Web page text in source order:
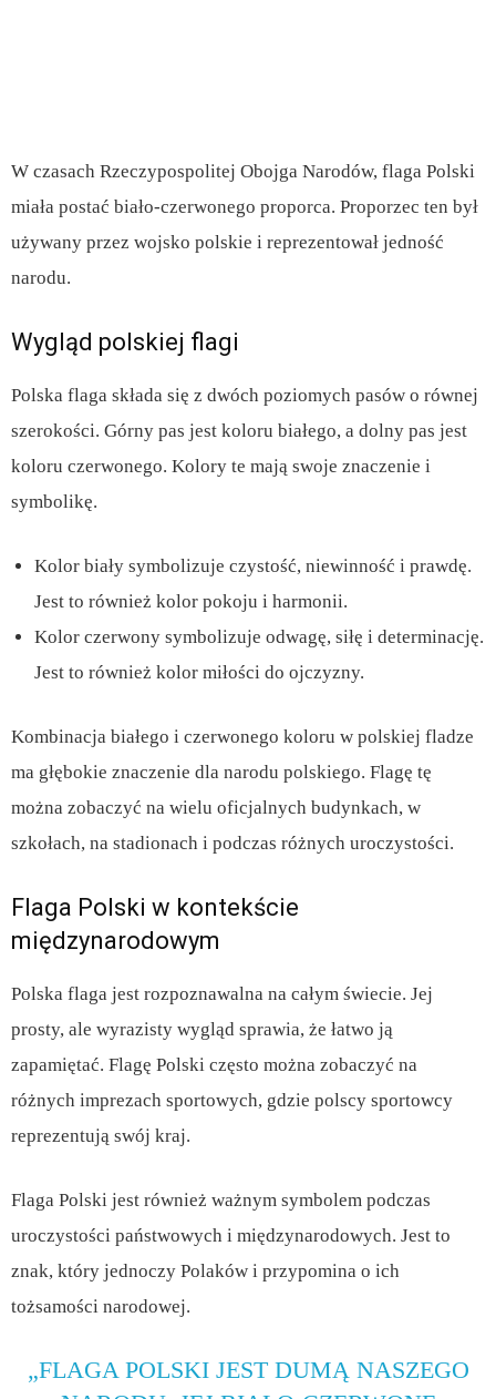
W czasach Rzeczypospolitej Obojga Narodów, flaga Polski
miała postać biało-czerwonego proporca. Proporzec ten był
używany przez wojsko polskie i reprezentował jedność
narodu.
Wygląd polskiej flagi
Polska flaga składa się z dwóch poziomych pasów o równej
szerokości. Górny pas jest koloru białego, a dolny pas jest
koloru czerwonego. Kolory te mają swoje znaczenie i
symbolikę.
Kolor biały symbolizuje czystość, niewinność i prawdę.
Jest to również kolor pokoju i harmonii.
Kolor czerwony symbolizuje odwagę, siłę i determinację.
Jest to również kolor miłości do ojczyzny.
Kombinacja białego i czerwonego koloru w polskiej fladze
ma głębokie znaczenie dla narodu polskiego. Flagę tę
można zobaczyć na wielu oficjalnych budynkach, w
szkołach, na stadionach i podczas różnych uroczystości.
Flaga Polski w kontekście
międzynarodowym
Polska flaga jest rozpoznawalna na całym świecie. Jej
prosty, ale wyrazisty wygląd sprawia, że łatwo ją
zapamiętać. Flagę Polski często można zobaczyć na
różnych imprezach sportowych, gdzie polscy sportowcy
reprezentują swój kraj.
Flaga Polski jest również ważnym symbolem podczas
uroczystości państwowych i międzynarodowych. Jest to
znak, który jednoczy Polaków i przypomina o ich
tożsamości narodowej.
„FLAGA POLSKI JEST DUMĄ NASZEGO